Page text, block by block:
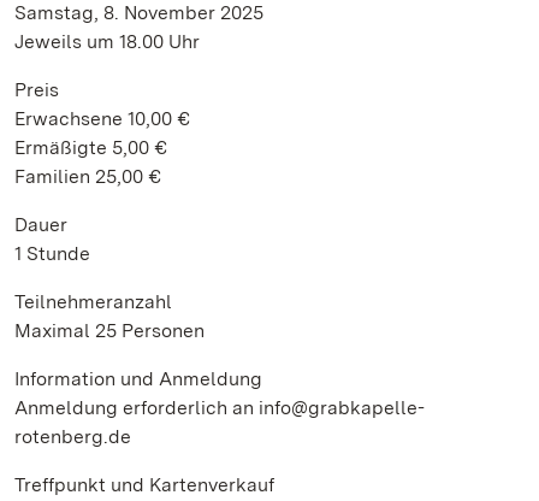
Samstag, 8. November 2025
Jeweils um 18.00 Uhr
Preis
Erwachsene 10,00 €
Ermäßigte 5,00 €
Familien 25,00 €
Dauer
1 Stunde
Teilnehmeranzahl
Maximal 25 Personen
Information und Anmeldung
Anmeldung erforderlich an info@grabkapelle-
rotenberg.de
Treffpunkt und Kartenverkauf